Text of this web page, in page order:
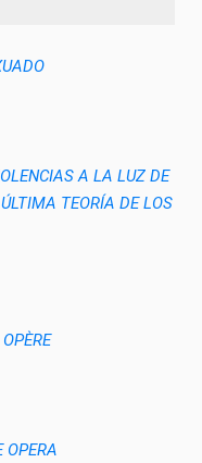
A LA LUZ DE
TEORÍA DE LOS
OPERA